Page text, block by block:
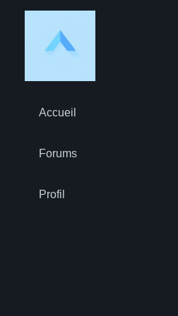
Accueil
Forums
Profil